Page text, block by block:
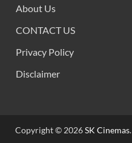
About Us
CONTACT US
Privacy Policy
Disclaimer
Copyright © 2026SK Cinemas.